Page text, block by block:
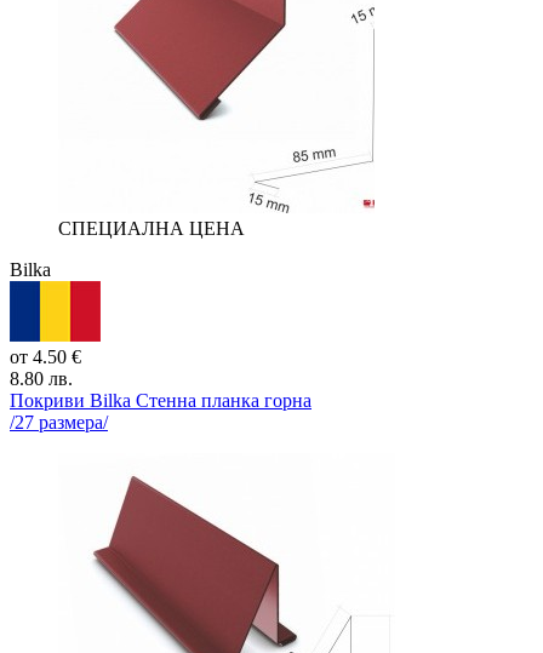
СПЕЦИАЛНА ЦЕНА
Bilka
от 4.50 €
8.80 лв.
Покриви Bilka Стенна планка горна
/27 размера/